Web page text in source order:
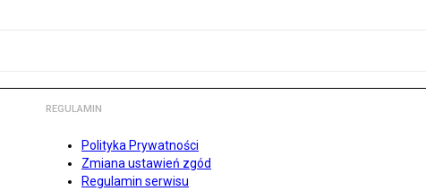
REGULAMIN
Polityka Prywatności
Zmiana ustawień zgód
Regulamin serwisu